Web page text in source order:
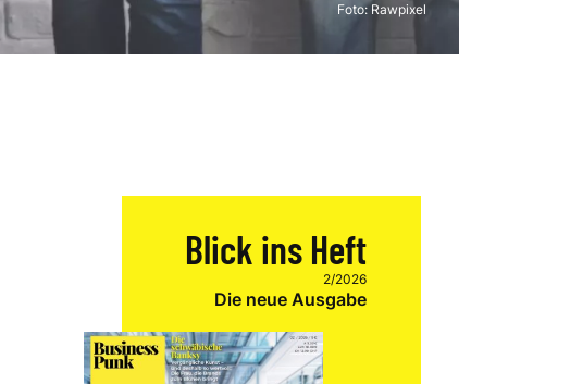
Foto: Rawpixel
Blick ins Heft
2/2026
Die neue Ausgabe